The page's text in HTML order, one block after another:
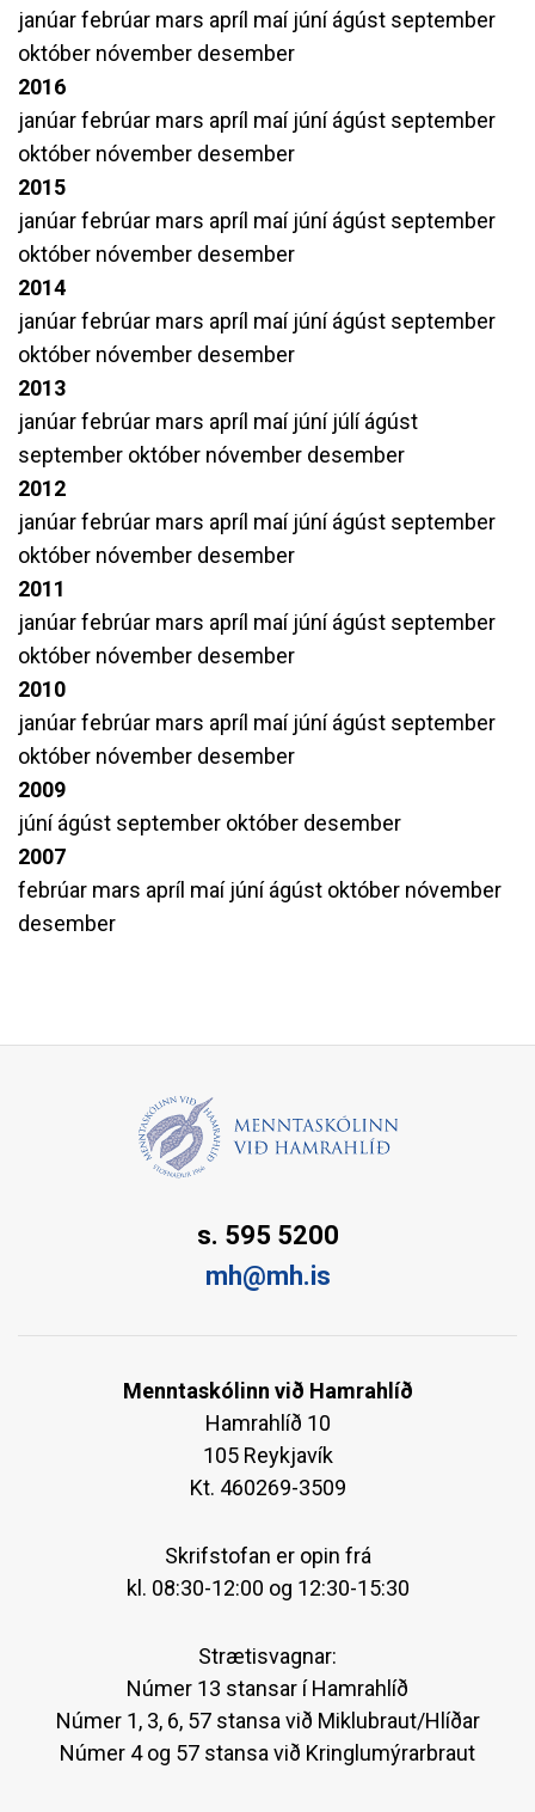
janúarfebrúar mars apríl maí júníágúst september
október nóvember desember
2016
janúarfebrúar mars apríl maí júníágúst september
október nóvember desember
2015
janúarfebrúar mars apríl maí júníágúst september
október nóvember desember
2014
janúarfebrúar mars apríl maí júníágúst september
október nóvember desember
2013
janúarfebrúar mars apríl maí júní júlíágúst
september október nóvember desember
2012
janúarfebrúar mars apríl maí júníágúst september
október nóvember desember
2011
janúarfebrúar mars apríl maí júníágúst september
október nóvember desember
2010
janúarfebrúar mars apríl maí júníágúst september
október nóvember desember
2009
júníágúst september október desember
2007
febrúar mars apríl maí júníágúst október nóvember
desember
s. 595 5200
mh@mh.is
Menntaskólinn við Hamrahlíð
Hamrahlíð 10
105 Reykjavík
Kt. 460269-3509
Skrifstofan er opin frá
kl. 08:30-12:00 og 12:30-15:30
Strætisvagnar:
Númer 13 stansar í Hamrahlíð
Númer 1, 3, 6, 57 stansa við Miklubraut/Hlíðar
Númer 4 og 57 stansa við Kringlumýrarbraut